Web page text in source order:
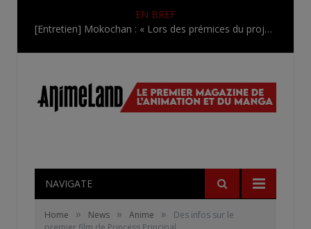
EN BREF
[Entretien] Mokochan : « Lors des prémices du projet, il était déjà demandé de suivre au mieux le manga originel.»
NAVIGATE
Home » News » Anime »
Des infos sur le